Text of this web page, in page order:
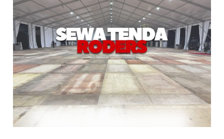
Tenda
Roders